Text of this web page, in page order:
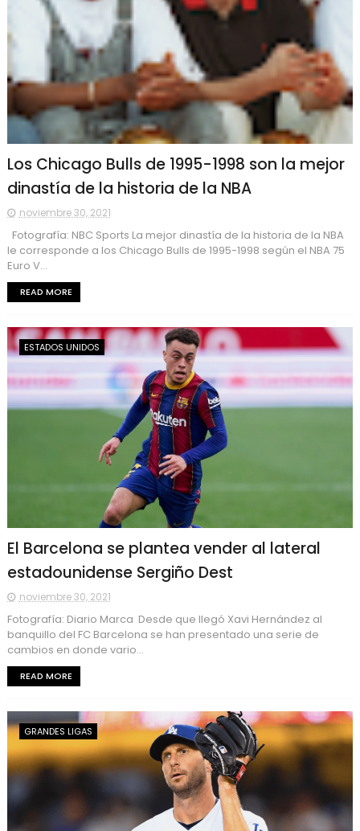
Los Chicago Bulls de 1995-1998 son la mejor
dinastía de la historia de la NBA
noviembre 30, 2021
Fotografía: NBC Sports La mejor dinastía de la historia de la NBA
le corresponde a los Chicago Bulls de 1995-1998 según el NBA 75
Euro V...
READ MORE
ESTADOS UNIDOS
El Barcelona se plantea vender al lateral
estadounidense Sergiño Dest
noviembre 30, 2021
Fotografía: Diario Marca Desde que llegó Xavi Hernández al
banquillo del FC Barcelona se han presentado una serie de
cambios en donde vario...
READ MORE
GRANDES LIGAS